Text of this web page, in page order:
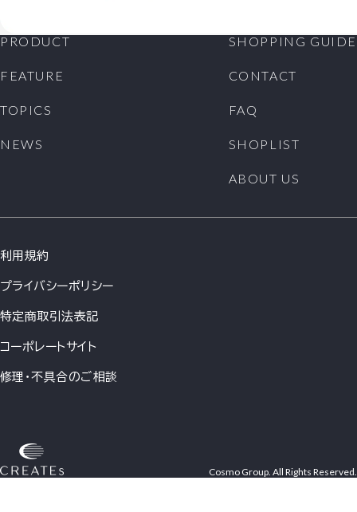
PRODUCT
FEATURE
TOPICS
NEWS
SHOPPING GUIDE
CONTACT
FAQ
SHOPLIST
ABOUT US
利用規約
プライバシーポリシー
特定商取引法表記
コーポレートサイト
修理・不具合のご相談
Cosmo Group. All Rights Reserved.